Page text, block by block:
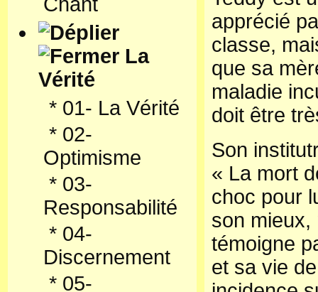
La
Vérité
* 01- La Vérité
* 02-
Optimisme
* 03-
Responsabilité
* 04-
Discernement
* 05-
apprécié
classe,
que sa
maladie
doit être
Son
« La mort
choc pour
son mieux,
témoigne
et sa vie